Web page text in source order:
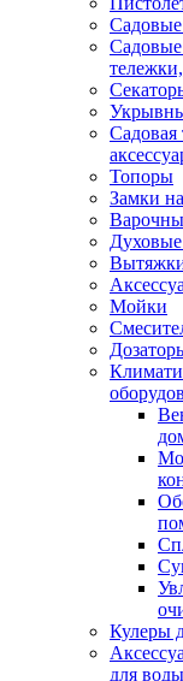
Садовая
Топоры
Замки
Мойки
Кулеры
для воды